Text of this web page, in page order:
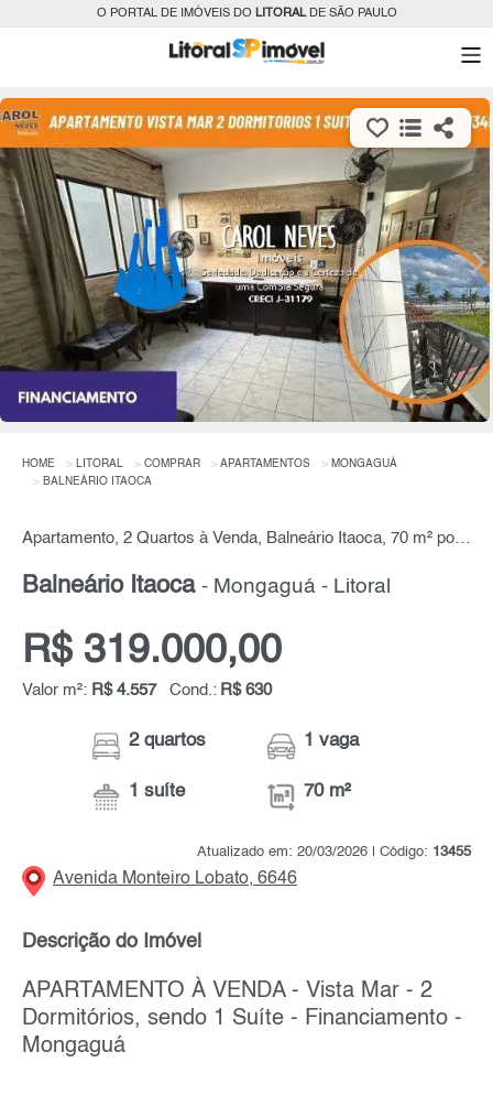
O PORTAL DE IMÓVEIS DO LITORALDE SÃO PAULO
HOME LITORAL COMPRAR APARTAMENTOS
MONGAGUÁ
BALNEÁRIO ITAOCA
Apartamento, 2 Quartos à Venda, Balneário Itaoca, 70 m² por R$ 319.000,00
Balneário Itaoca - Mongaguá - Litoral
R$ 319.000,00
Valor m²: R$ 4.557 Cond.: R$ 630
2 quartos
1 suíte
1 vaga
70 m²
Atualizado em: 20/03/2026 | Código: 13455
Avenida Monteiro Lobato, 6646
Descrição do Imóvel
APARTAMENTO À VENDA - Vista Mar - 2
Dormitórios, sendo 1 Suíte - Financiamento -
Mongaguá